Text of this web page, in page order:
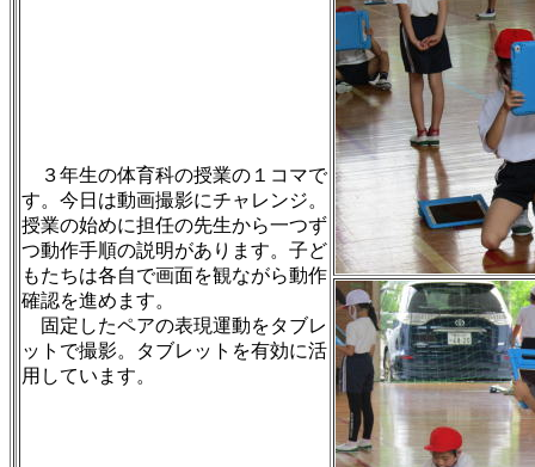
３年生の体育科の授業の１コマで
す。今日は動画撮影にチャレンジ。
授業の始めに担任の先生から一つず
つ動作手順の説明があります。子ど
もたちは各自で画面を観ながら動作
確認を進めます。
固定したペアの表現運動をタブレ
ットで撮影。タブレットを有効に活
用しています。